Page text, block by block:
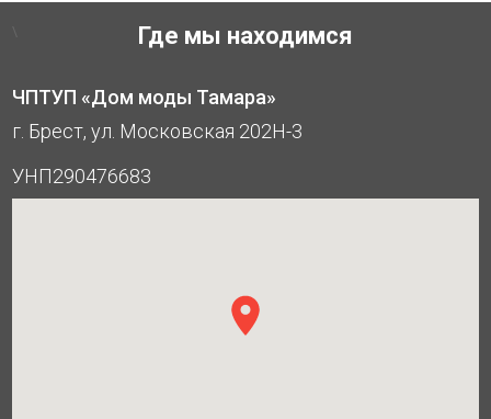
Где мы находимся
ЧПТУП «Дом моды Тамара»
г. Брест, ул. Московская 202Н-3
УНП290476683